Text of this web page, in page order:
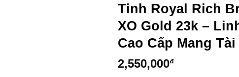
Tinh Royal Rich
XO Gold 23k –
Cao Cấp Mang
2,550,000₫